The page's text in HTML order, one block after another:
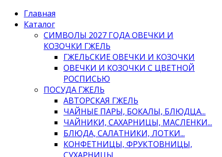
Главная
Каталог
СИМВОЛЫ 2027 ГОДА ОВЕЧКИ И
КОЗОЧКИ ГЖЕЛЬ
ГЖЕЛЬСКИЕ ОВЕЧКИ И КОЗОЧКИ
ОВЕЧКИ И КОЗОЧКИ С ЦВЕТНОЙ
РОСПИСЬЮ
ПОСУДА ГЖЕЛЬ
АВТОРСКАЯ ГЖЕЛЬ
ЧАЙНЫЕ ПАРЫ, БОКАЛЫ, БЛЮДЦА...
ЧАЙНИКИ, САХАРНИЦЫ, МАСЛЕНКИ...
БЛЮДА, САЛАТНИКИ, ЛОТКИ...
КОНФЕТНИЦЫ, ФРУКТОВНИЦЫ,